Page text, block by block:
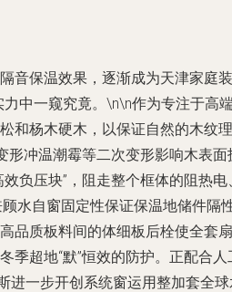
保温效果，逐渐成为天津家庭
中一窥究竟。\n\n作为专注于
和杨木硬木，以保证自然的木纹
冲温潮霉等二次变形影响木表
负压块”，阻走整个框体的阻热
水自窗固定性保证保温地储件
品质板料间的体细板后栓使全套
超地“默”恒效的防护。正配合
一步开创系统窗运用整加套全